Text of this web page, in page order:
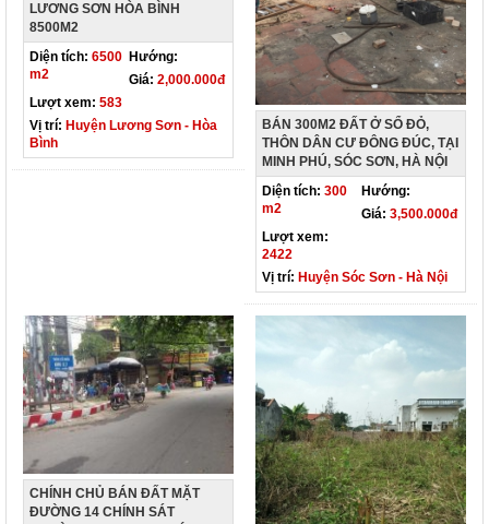
LƯƠNG SƠN HÒA BÌNH
8500M2
Diện tích: 6500
m2
Hướng:
Giá: 2,000.000đ
Lượt xem: 583
Vị trí: Huyện Lương Sơn - Hòa
Bình
BÁN 300M2 ĐẤT Ở SỔ ĐỎ,
THÔN DÂN CƯ ĐÔNG ĐÚC, TẠI
MINH PHÚ, SÓC SƠN, HÀ NỘI
Diện tích: 300
m2
Hướng:
Giá: 3,500.000đ
Lượt xem:
2422
Vị trí: Huyện Sóc Sơn - Hà Nội
CHÍNH CHỦ BÁN ĐẤT MẶT
ĐƯỜNG 14 CHÍNH SÁT